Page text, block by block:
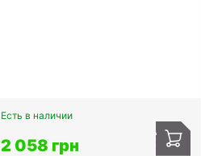
Есть в наличии
2 058 грн